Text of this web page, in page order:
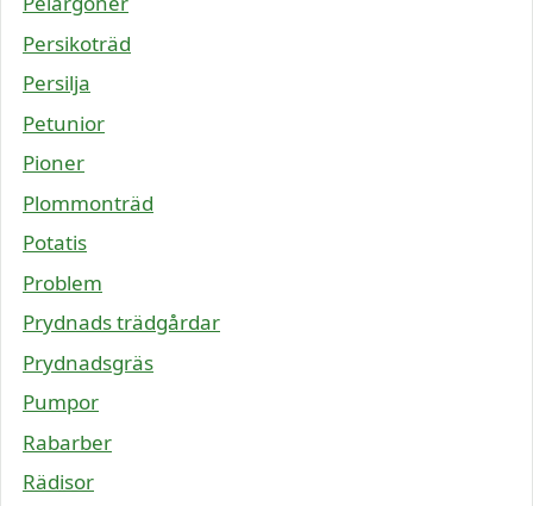
Persikoträd
Persilja
Petunior
Pioner
Plommonträd
Potatis
Problem
Prydnads trädgårdar
Prydnadsgräs
Pumpor
Rabarber
Rädisor